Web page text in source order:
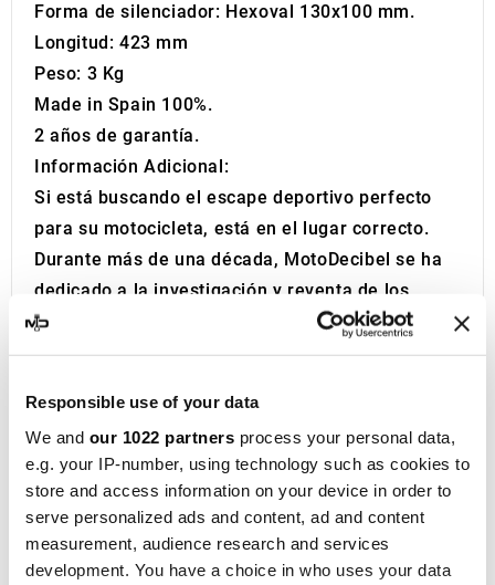
Responsible use of your data
We and our 1022 partners process your personal data,
e.g. your IP-number, using technology such as cookies to
store and access information on your device in order to
serve personalized ads and content, ad and content
measurement, audience research and services
development. You have a choice in who uses your data
Forma de silenciador: Hexoval 130x100 mm.
Longitud: 423 mm
Peso: 3 Kg
Made in Spain 100%.
2 años de garantía.
Información Adicional:
Si está buscando el escape deportivo perfecto
para su motocicleta, está en el lugar correcto.
Durante más de una década, MotoDecibel se ha
dedicado a la investigación y reventa de los
mejores escapes deportivos para moto. Si tiene
alguna pregunta o duda sobre el Silenciador o
contactarnos.
IXIL, fundada en Barcelona en 1955, es hoy una
marca consolidada en el ámbito del
motociclismo, presente en más de 40
distribuidores de los cinco continentes. Con más
de cincuenta años de experiencia, la empresa